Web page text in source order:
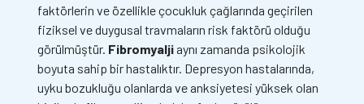
faktörlerin ve özellikle çocukluk çağlarında geçirilen
fiziksel ve duygusal travmaların risk faktörü olduğu
görülmüştür. Fibromyaljiaynı zamanda psikolojik
boyuta sahip bir hastalıktır. Depresyon hastalarında,
uyku bozukluğu olanlarda ve anksiyetesi yüksek olan